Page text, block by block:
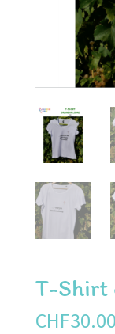
T-Shirt
CHF30.00